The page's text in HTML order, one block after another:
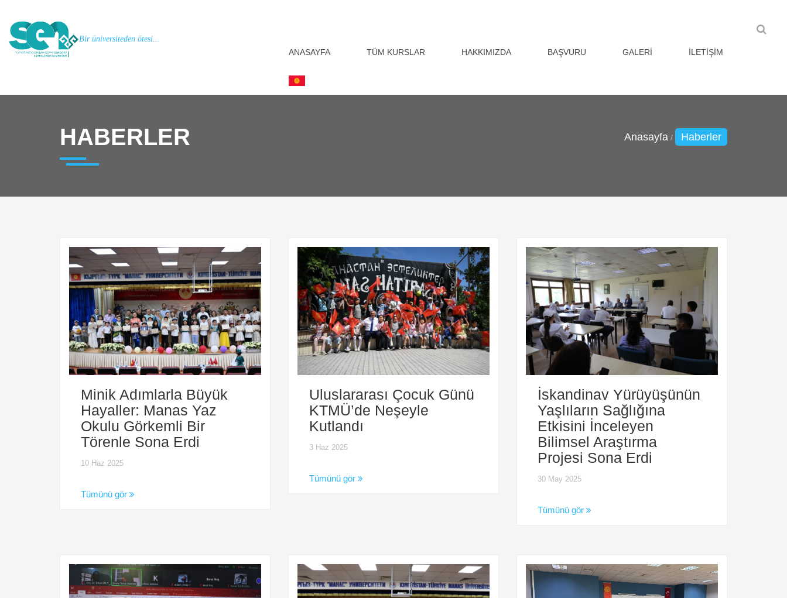
Bir üniversiteden ötesi...
ANASAYFA TÜM KURSLAR HAKKIMIZDA BAŞVURU GALERI İLETIŞIM
HABERLER Anasayfa Haberler
Minik Adımlarla Büyük
Hayaller: Manas Yaz
Okulu Görkemli Bir
Törenle Sona Erdi
10 Haz 2025
Tümünü gör
Uluslararası Çocuk Günü
KTMÜ’de Neşeyle
Kutlandı
3 Haz 2025
Tümünü gör
İskandinav Yürüyüşünün
Yaşlıların Sağlığına
Etkisini İnceleyen
Bilimsel Araştırma
Projesi Sona Erdi
30 May 2025
Tümünü gör